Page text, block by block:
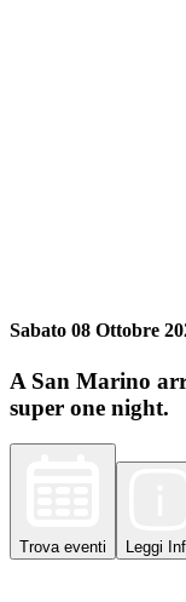
Sabato 08 Ottobre
A San Marino
super one night.
Trova eventi Leggi